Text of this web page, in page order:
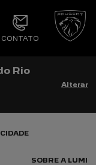
CONTATO
Alterar
SOBRE A